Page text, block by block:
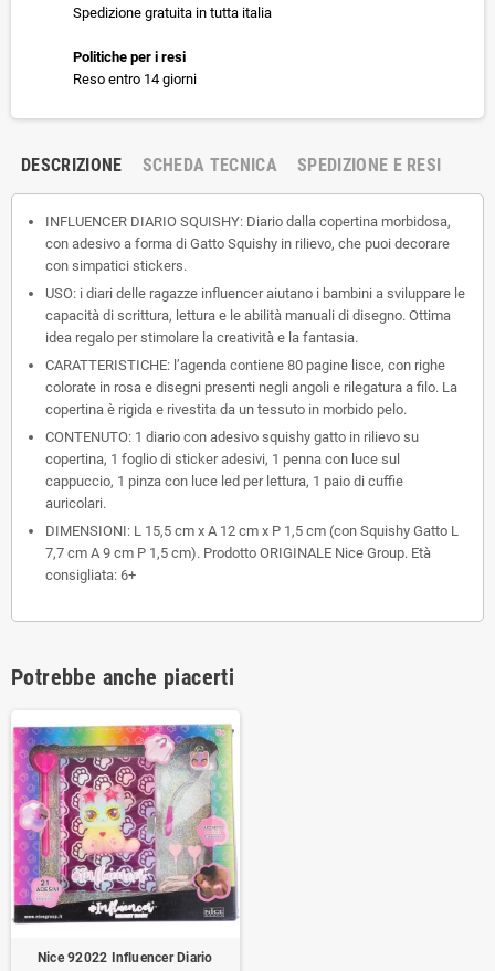
Spedizione gratuita in tutta italia
Politiche per i resi
Reso entro 14 giorni
DESCRIZIONE SCHEDA TECNICA SPEDIZIONE E RESI
INFLUENCER DIARIO SQUISHY: Diario dalla copertina morbidosa,
con adesivo a forma di Gatto Squishy in rilievo, che puoi decorare
con simpatici stickers.
USO: i diari delle ragazze influencer aiutano i bambini a sviluppare le
capacità di scrittura, lettura e le abilità manuali di disegno. Ottima
idea regalo per stimolare la creatività e la fantasia.
CARATTERISTICHE: l’agenda contiene 80 pagine lisce, con righe
colorate in rosa e disegni presenti negli angoli e rilegatura a filo. La
copertina è rigida e rivestita da un tessuto in morbido pelo.
CONTENUTO: 1 diario con adesivo squishy gatto in rilievo su
copertina, 1 foglio di sticker adesivi, 1 penna con luce sul
cappuccio, 1 pinza con luce led per lettura, 1 paio di cuffie
auricolari.
DIMENSIONI: L 15,5 cm x A 12 cm x P 1,5 cm (con Squishy Gatto L
7,7 cm A 9 cm P 1,5 cm). Prodotto ORIGINALE Nice Group. Età
consigliata: 6+
Potrebbe anche piacerti
Nice 92022 Influencer Diario